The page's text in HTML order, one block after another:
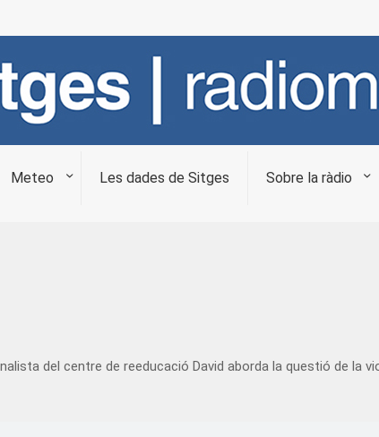
Meteo Les dades de Sitges Sobre la ràdio
del centre de reeducació David aborda la questió de la